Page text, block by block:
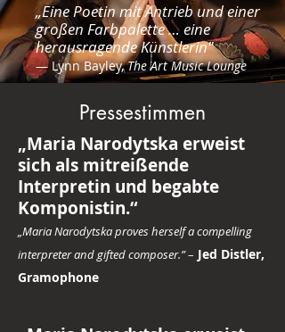
„Eine Poetin mit Antrieb und einer
großen Farbpalette … eine
herausragende Künstlerin"
— Lynn Bayley,The Art Music Lounge
Pressestimmen
„Maria Narodytska erweist
sich als mitreißende
Interpretin und begabte
Komponistin.“
„Maria Narodytska proves herself a compelling
interpreter and gifted composer.”– Jed Distler,
Gramophone